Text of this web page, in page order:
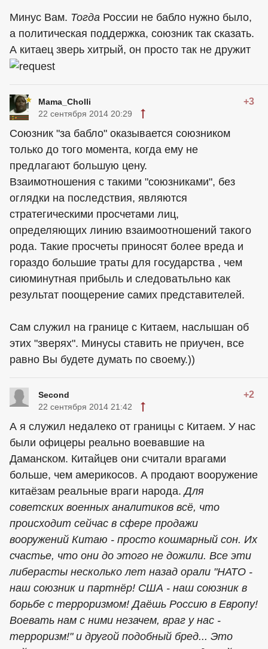
Минус Вам. Тогда России не бабло нужно было,
а политическая поддержка, союзник так сказать.
А китаец зверь хитрый, он просто так не дружит
Mama_Cholli +3
22 сентября 2014 20:29
Союзник "за бабло" оказывается союзником
только до того момента, когда ему не
предлагают большую цену.
Взаимотношения с такими "союзниками", без
оглядки на последствия, являются
стратегическими просчетами лиц,
определяющих линию взаимоотношений такого
рода. Такие просчеты приносят более вреда и
гораздо большие траты для государства , чем
сиюминутная прибыль и следоватьльно как
результат поощерение самих представителей.
Сам служил на границе с Китаем, наслышан об
этих "зверях". Минусы ставить не приучен, все
равно Вы будете думать по своему.))
Second +2
22 сентября 2014 21:42
А я служил недалеко от границы с Китаем. У нас
были офицеры реально воевавшие на
Даманском. Китайцев они считали врагами
больше, чем америкосов. А продают вооружение
китаёзам реальные враги народа.Для
советских военных аналитиков всё, что
происходит сейчас в сфере продажи
вооружений Китаю - просто кошмарный сон. Их
счастье, что они до этого не дожили. Все эти
либерасты несколько лет назад орали "НАТО -
наш союзник и партнёр! США - наш союзник в
борьбе с терроризмом! Даёшь Россию в Европу!
Воевать нам с ними незачем, враг у нас -
терроризм!" и другой подобный бред... Это